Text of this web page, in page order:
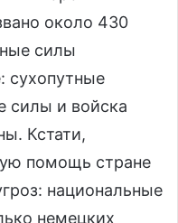
около 430
силы
сухопутные
силы и войска
Кстати,
помощь стране
национальные
немецких